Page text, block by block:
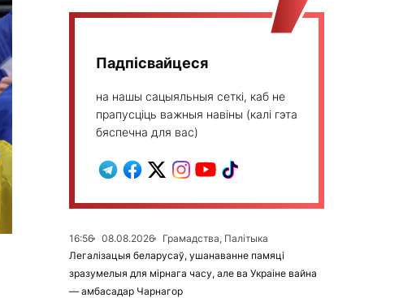
Падпісвайцеся
на нашы сацыяльныя сеткі, каб не
прапусціць важныя навіны (калі гэта
бяспечна для вас)
16:56 08.08.2026
Грамадства, Палітыка
Легалізацыя беларусаў, ушанаванне памяці
зразумелыя для мірнага часу, але ва Украіне вайна
— амбасадар Чарнагор